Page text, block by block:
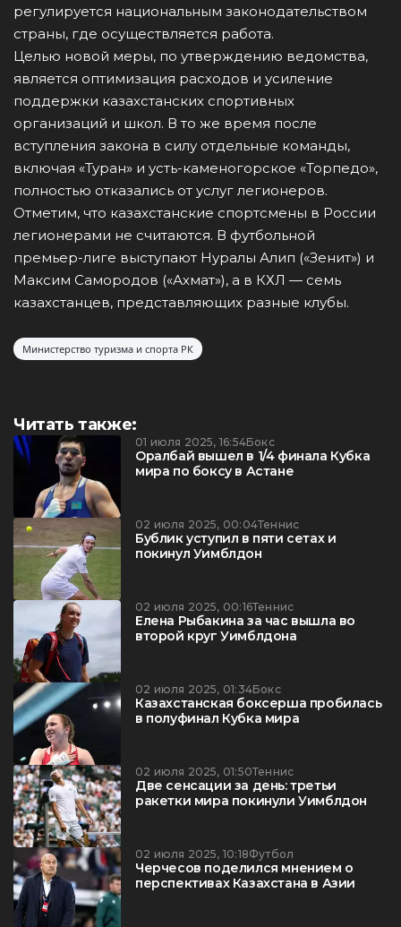
регулируется национальным законодательством
страны, где осуществляется работа.
Целью новой меры, по утверждению ведомства,
является оптимизация расходов и усиление
поддержки казахстанских спортивных
организаций и школ. В то же время после
вступления закона в силу отдельные команды,
включая «Туран» и усть-каменогорское «Торпедо»,
полностью отказались от услуг легионеров.
Отметим, что казахстанские спортсмены в России
легионерами не считаются. В футбольной
премьер-лиге выступают Нуралы Алип («Зенит») и
Максим Самородов («Ахмат»), а в КХЛ — семь
казахстанцев, представляющих разные клубы.
Министерство туризма и спорта РК
Читать также:
01 июля 2025, 16:54Бокс
Оралбай вышел в 1/4 финала Кубка
мира по боксу в Астане
02 июля 2025, 00:04Теннис
Бублик уступил в пяти сетах и
покинул Уимблдон
02 июля 2025, 00:16Теннис
Елена Рыбакина за час вышла во
второй круг Уимблдона
02 июля 2025, 01:34Бокс
Казахстанская боксерша пробилась
в полуфинал Кубка мира
02 июля 2025, 01:50Теннис
Две сенсации за день: третьи
ракетки мира покинули Уимблдон
02 июля 2025, 10:18Футбол
Черчесов поделился мнением о
перспективах Казахстана в Азии